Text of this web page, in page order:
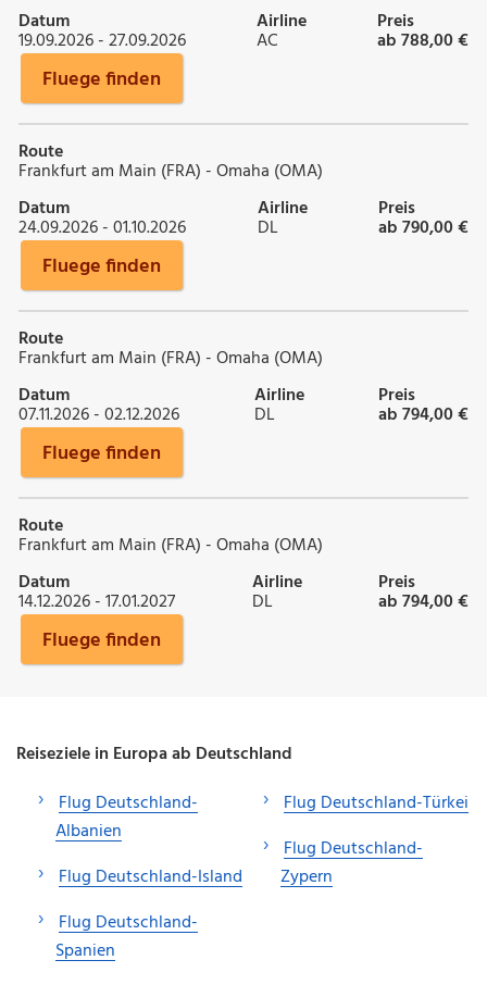
Datum
19.09.2026 - 27.09.2026
Airline
AC
Preis
ab 788,00 €
Fluege finden
Route
Frankfurt am Main (FRA) - Omaha (OMA)
Datum
24.09.2026 - 01.10.2026
Airline
DL
Preis
ab 790,00 €
Fluege finden
Route
Frankfurt am Main (FRA) - Omaha (OMA)
Datum
07.11.2026 - 02.12.2026
Airline
DL
Preis
ab 794,00 €
Fluege finden
Route
Frankfurt am Main (FRA) - Omaha (OMA)
Datum
14.12.2026 - 17.01.2027
Airline
DL
Preis
ab 794,00 €
Fluege finden
Reiseziele in Europa ab Deutschland
Flug Deutschland-
Albanien
Flug Deutschland-Island
Flug Deutschland-
Spanien
Flug Deutschland-Türkei
Flug Deutschland-
Zypern